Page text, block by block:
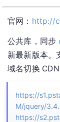
官网： http://
公共库，同步
新最新版本。
域名切换
https://
M/jquery/
https://